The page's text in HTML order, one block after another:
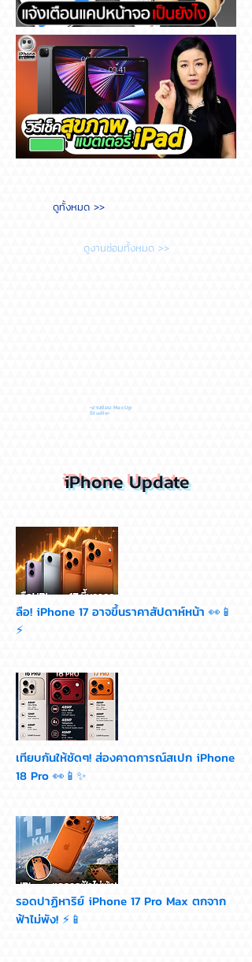
Messenger แจ้งเตือนแคปหน้า
จอ เป็นยังไง
วิธีเช็คสุขภาพแบตเตอรี่ iPad
ต้องทำยังไง?
ดูทั้งหมด >>
ดูงานซ่อมทั้งหมด >>
•งานซ่อม MacUp
Studio•
iPhone Update
ลือ! iPhone 17 อาจขึ้นราคาสัปดาห์หน้า 👀📱
⚡
เทียบกันให้ชัดๆ! ส่องคาดการณ์สเปก iPhone
18 Pro 👀📱✨
รอดปาฏิหาริย์ iPhone 17 Pro Max ตกจาก
ฟ้าไม่พัง! ⚡📱